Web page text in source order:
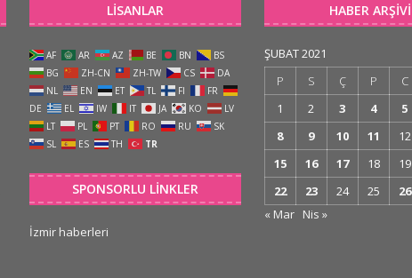
LISANLAR
AF AR AZ BE BN
BS
BG
ZH-CN ZH-TW CS
DA
NL
EN ET TL FI
FR
DE
EL IW IT JA KO
LV
LT
PL PT RO RU
SK
SL
ES TH TR
SPONSORLU LINKLER
İzmir haberleri
HABER ARŞIVI
ŞUBAT 2021
P
S Ç P C
1
2 3 4 5
8
9 10 11 12
15
16 17 18 19
22
23 24 25 26
« Mar Nis »